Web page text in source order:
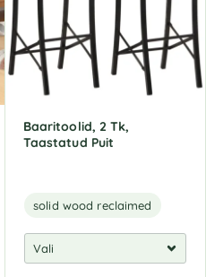
Baaritoolid, 2 Tk,
Taastatud Puit
solid wood reclaimed